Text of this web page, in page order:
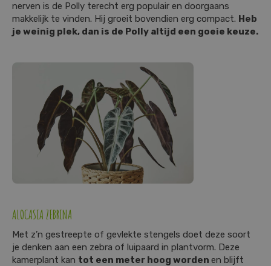
nerven is de Polly terecht erg populair en doorgaans
makkelijk te vinden. Hij groeit bovendien erg compact. Heb
je weinig plek, dan is de Polly altijd een goeie keuze.
ALOCASIA ZEBRINA
Met z’n gestreepte of gevlekte stengels doet deze soort
je denken aan een zebra of luipaard in plantvorm. Deze
kamerplant kan tot een meter hoog worden en blijft